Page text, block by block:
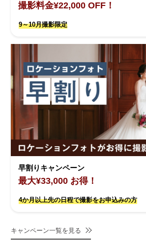
撮影料金¥22,000 OFF！
9～10月撮影限定
早割りキャンペーン
最大¥33,000 お得！
4か月以上先の日程で撮影をお申込みの方
キャンペーン一覧を見る